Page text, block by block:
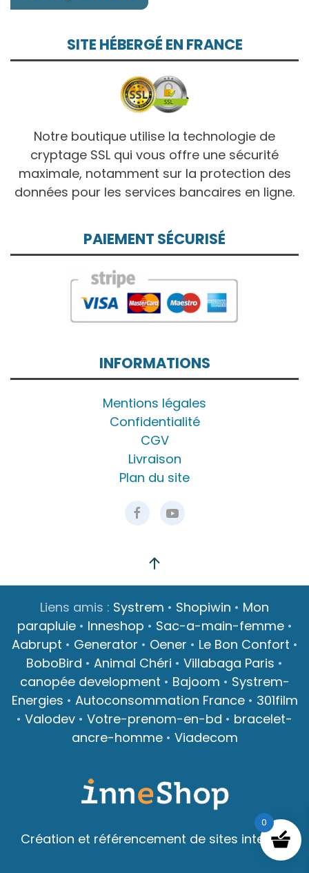
SITE HÉBERGÉ EN FRANCE
Notre boutique utilise la technologie de
cryptage SSL qui vous offre une sécurité
maximale, notamment sur la protection des
données pour les services bancaires en ligne.
PAIEMENT SÉCURISÉ
INFORMATIONS
Mentions légales
Confidentialité
CGV
Livraison
Plan du site
Liens amis : Systrem • Shopiwin • Mon
parapluie• Inneshop • Sac-a-main-femme•
Aabrupt • Generator • Oener • Le Bon Confort •
BoboBird • Animal Chéri • Villabaga Paris •
canopée development • Bajoom • Systrem-
Energies • Autoconsommation France• 301film
• Valodev • Votre-prenom-en-bd • bracelet-
ancre-homme• Viadecom
0
Création et référencement de sites internet